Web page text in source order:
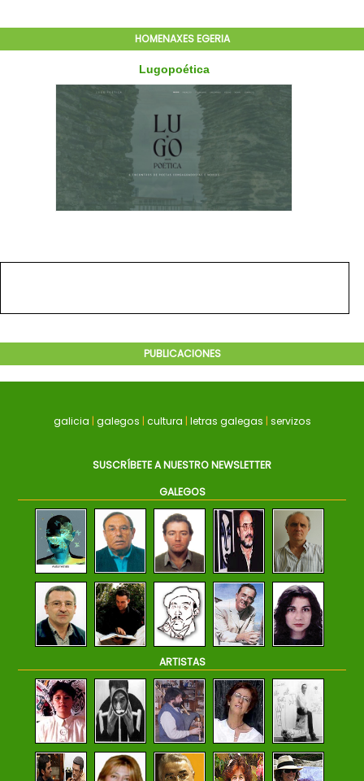
HOMENAXES EGERIA
PUBLICACIONES
galicia | galegos | cultura | letras galegas | servizos
SUSCRÍBETE A NUESTRO NEWSLETTER
GALEGOS
ARTISTAS